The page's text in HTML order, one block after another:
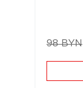
98 BYN